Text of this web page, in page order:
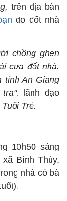
trên địa bàn
do đốt nhà
chồng ghen
cửa đốt nhà.
tỉnh An Giang
lãnh đạo
Tuổi Trẻ.
10h50 sáng
xã Bình Thủy,
nhà có bà